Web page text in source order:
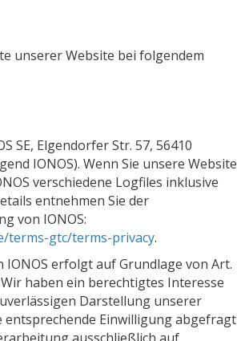
unserer Website bei folgendem
SE, Elgendorfer Str. 57, 56410
IONOS). Wenn Sie unsere Website
verschiedene Logfiles inklusive
entnehmen Sie der
von IONOS:
terms-gtc/terms-privacy.
IONOS erfolgt auf Grundlage von Art.
Wir haben ein berechtigtes Interesse
Darstellung unserer
entsprechende Einwilligung abgefragt